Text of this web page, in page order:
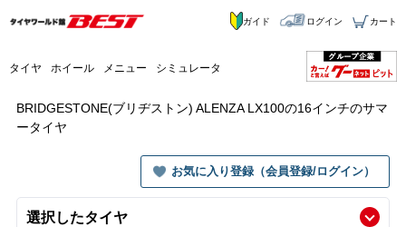
タイヤ ホイール メニュー シミュレータ
ガイド ログイン カート
BRIDGESTONE(ブリヂストン) ALENZA LX100の16インチのサマ
ータイヤ
お気に入り登録（会員登録/ログイン）
選択したタイヤ